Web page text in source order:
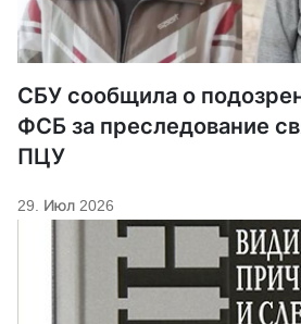
СБУ сообщила о
ФСБ за преследование
ПЦУ
29. Июл 2026